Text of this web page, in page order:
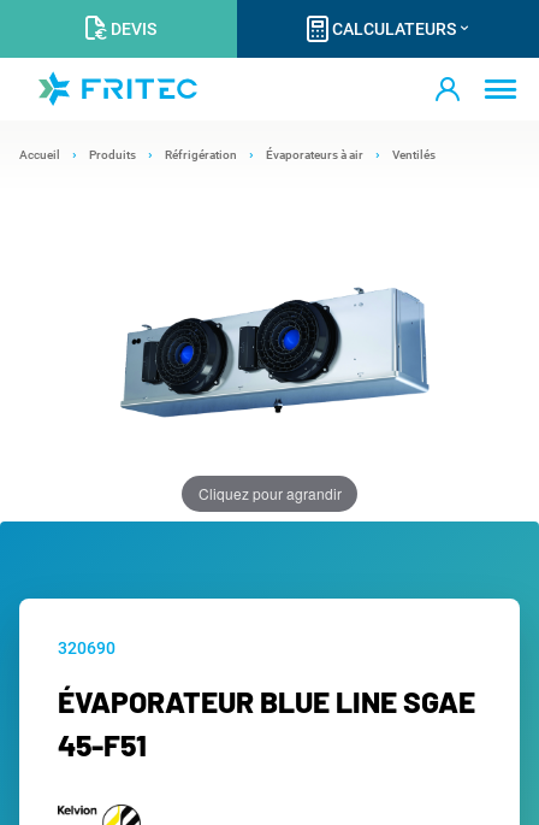
DEVIS CALCULATEURS
Accueil Produits Réfrigération Évaporateurs à air Ventilés
Cliquez pour agrandir
320690
ÉVAPORATEUR BLUE LINE SGAE
45-F51